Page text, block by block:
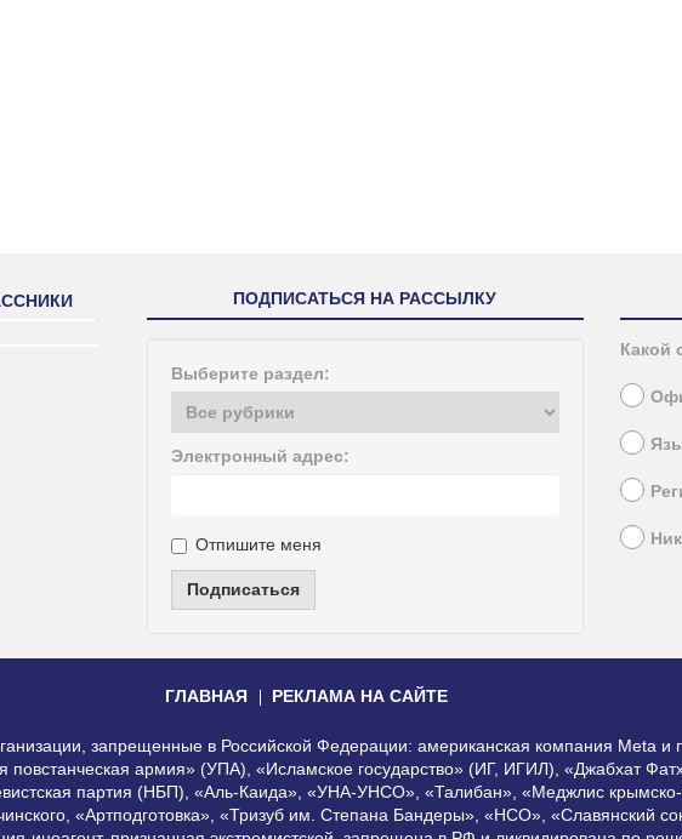
ПОДПИСАТЬСЯ НА РАССЫЛКУ
Выберите раздел:
Электронный адрес:
Отпишите меня
Подписаться
Какой
ГЛАВНАЯ РЕКЛАМА НА САЙТЕ
запрещенные в Российской Федерации: американская компания Meta
повстанческая армия» (УПА), «Исламское государство» (ИГ, ИГИЛ), «Джабхат
партия (НБП), «Аль-Каида», «УНА-УНСО», «Талибан», «Меджлис крымско-
«Артподготовка», «Тризуб им. Степана Бандеры», «НСО», «Славянский